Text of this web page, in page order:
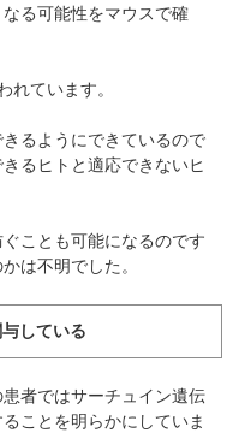
る可能性をマウスで確
れています。
るようにできているので
るヒトと適応できないヒ
ことも可能になるのです
は不明でした。
している
者ではサーチュイン遺伝
ことを明らかにしていま